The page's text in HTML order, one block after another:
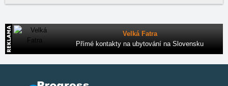
Velká Fatra
Přímé kontakty na ubytování na Slovensku